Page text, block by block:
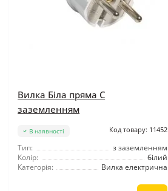
Вилка Біла пряма C
заземленням
В наявності Код товару: 11452
Тип:
з заземленням
Колір:
білий
Категорія:
Вилка електрична